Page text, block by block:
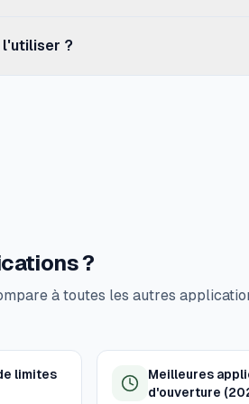
l'utiliser ?
?
à toutes les autres
limites
Meilleures
d'ouverture